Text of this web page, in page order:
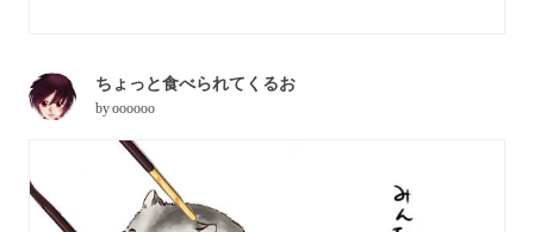
ちょっと食べられてくるお
byoooooo